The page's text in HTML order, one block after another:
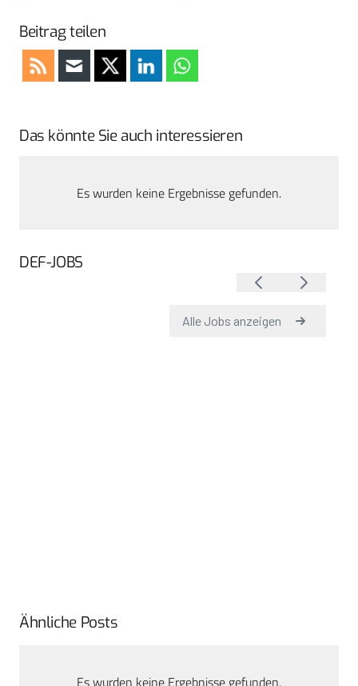
Beitrag teilen
Das könnte Sie auch interessieren
Es wurden keine Ergebnisse gefunden.
DEF-JOBS
Ähnliche Posts
Es wurden keine Ergebnisse gefunden.